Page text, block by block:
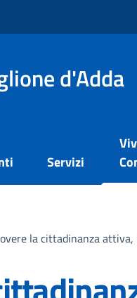
d'Adda
Servizi
la cittadinanza